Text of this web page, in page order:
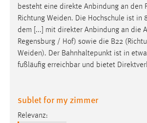
besteht eine direkte Anbindung an den
Richtung Weiden. Die Hochschule ist in
dem [...] mit direkter Anbindung an die
Regensburg / Hof) sowie die B22
Weiden). Der Bahnhaltepunkt ist in
fußläufig erreichbar und bietet
sublet for my zimmer
Relevanz: